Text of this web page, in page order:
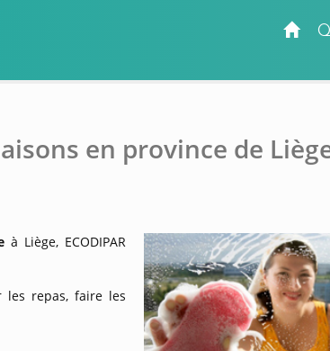
en province de
à Liège, ECODIPAR
les repas, faire les